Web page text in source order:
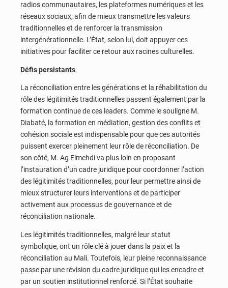
radios communautaires, les plateformes numériques et les
réseaux sociaux, afin de mieux transmettre les valeurs
traditionnelles et de renforcer la transmission
intergénérationnelle. L’État, selon lui, doit appuyer ces
initiatives pour faciliter ce retour aux racines culturelles.
Défis persistants
La réconciliation entre les générations et la réhabilitation du
rôle des légitimités traditionnelles passent également par la
formation continue de ces leaders. Comme le souligne M.
Diabaté, la formation en médiation, gestion des conflits et
cohésion sociale est indispensable pour que ces autorités
puissent exercer pleinement leur rôle de réconciliation. De
son côté, M. Ag Elmehdi va plus loin en proposant
l’instauration d’un cadre juridique pour coordonner l’action
des légitimités traditionnelles, pour leur permettre ainsi de
mieux structurer leurs interventions et de participer
activement aux processus de gouvernance et de
réconciliation nationale.
Les légitimités traditionnelles, malgré leur statut
symbolique, ont un rôle clé à jouer dans la paix et la
réconciliation au Mali. Toutefois, leur pleine reconnaissance
passe par une révision du cadre juridique qui les encadre et
par un soutien institutionnel renforcé. Si l’État souhaite